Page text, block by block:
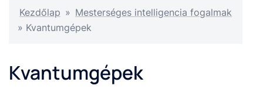
Kezdőlap » Mesterséges intelligencia fogalmak
» Kvantumgépek
Kvantumgépek